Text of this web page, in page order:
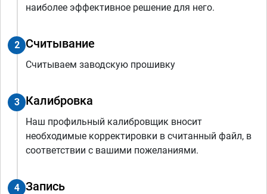
наиболее эффективное решение для него.
2 Считывание
Считываем заводскую прошивку
3 Калибровка
Наш профильный калибровщик вносит
необходимые корректировки в считанный файл, в
соответствии с вашими пожеланиями.
4 Запись